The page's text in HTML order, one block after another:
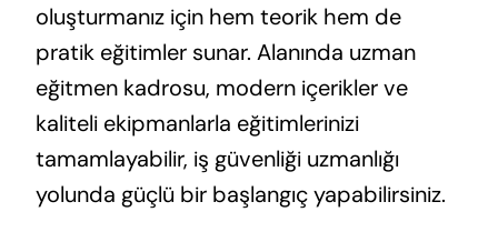
oluşturmanız için hem teorik hem de
pratik eğitimler sunar. Alanında uzman
eğitmen kadrosu, modern içerikler ve
kaliteli ekipmanlarla eğitimlerinizi
tamamlayabilir, iş güvenliği uzmanlığı
yolunda güçlü bir başlangıç yapabilirsiniz.